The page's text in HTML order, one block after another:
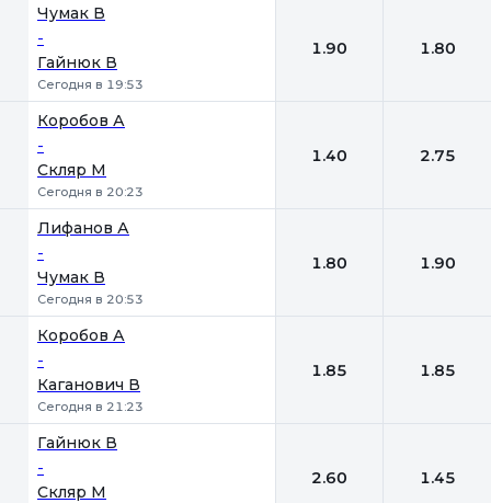
Чумак В
-
Гайнюк В
Сегодня в 19:53
1.90 1.80
Коробов А
-
Скляр М
Сегодня в 20:23
1.40 2.75
Лифанов А
-
Чумак В
Сегодня в 20:53
1.80 1.90
Коробов А
-
Каганович В
Сегодня в 21:23
1.85 1.85
Гайнюк В
-
Скляр М
2.60 1.45